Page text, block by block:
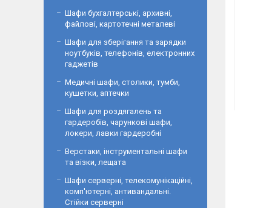
Шафи бухгалтерські, архивні,
файлові, картотечні металеві
Шафи для зберігання та зарядки
ноутбуків, телефонів, електронних
гаджетів
Медичні шафи, столики, тумби,
кушетки, аптечки
Шафи для роздягалень та
гардеробів, чарункові шафи,
локери, лавки гардеробні
Верстаки, інструментальні шафи
та візки, лещата
Шафи серверні, телекомунікаційні,
комп'ютерні, антивандальні.
Стійки серверні